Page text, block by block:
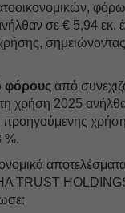
σε € 5,94 εκ.
φόρους από
τη χρήση 2025
προηγούμενης
%.
TRUST